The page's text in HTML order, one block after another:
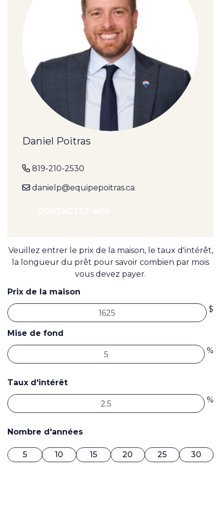
Daniel Poitras
819-210-2530
danielp@equipepoitras.ca
Veuillez entrer le prix de la maison, le taux d'intérêt,
la longueur du prêt pour savoir combien par mois
vous devez payer.
Prix de la maison
$
Mise de fond
%
Taux d'intérêt
%
Nombre d'années
5 10 15 20 25 30